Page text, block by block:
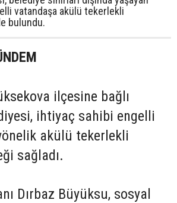
vatandaşa akülü tekerlekli
bulundu.
ilçesine bağlı
ihtiyaç sahibi engelli
akülü tekerlekli
sağladı.
Dırbaz Büyüksu, sosyal